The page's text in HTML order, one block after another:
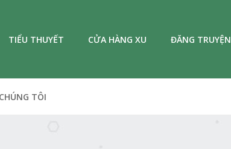
TIỂU THUYẾT CỬA HÀNG XU ĐĂNG TRUYỆN
TÔI